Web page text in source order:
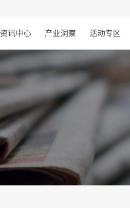
资讯中心 产业洞察 活动专区